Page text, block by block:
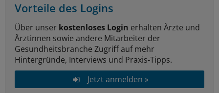
Vorteile des Logins
Über unser kostenloses Login erhalten Ärzte und
Ärztinnen sowie andere Mitarbeiter der
Gesundheitsbranche Zugriff auf mehr
Hintergründe, Interviews und Praxis-Tipps.
Jetzt anmelden »